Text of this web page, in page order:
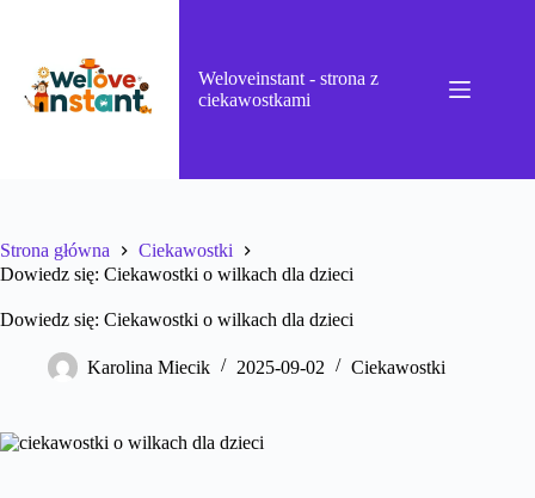
Weloveinstant - strona z
ciekawostkami
Strona główna
Ciekawostki
Dowiedz się: Ciekawostki o wilkach dla dzieci
Dowiedz się: Ciekawostki o wilkach dla dzieci
Karolina Miecik 2025-09-02 Ciekawostki